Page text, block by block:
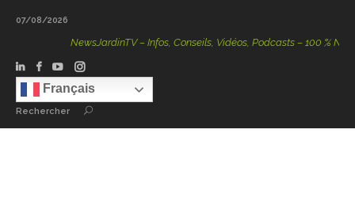
07/08/2026
NewsJardinTV – Infos, Conseils, Vidéos, Podcasts – 100 % Nature
Français
Rechercher